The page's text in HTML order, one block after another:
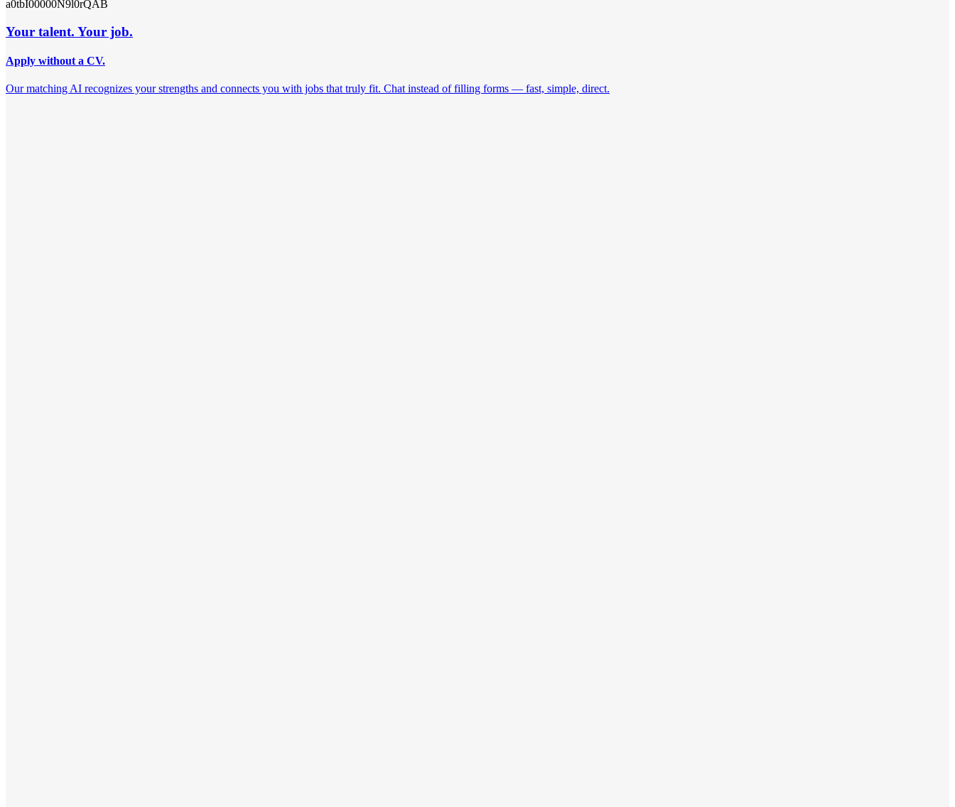
a0tbI00000N9l0rQAB
Your talent. Your job.
Apply without a CV.
Our matching AI recognizes your strengths and connects you with jobs that truly fit. Chat instead of filling forms — fast, simple, direct.